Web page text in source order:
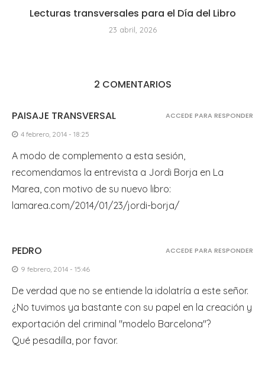
Lecturas transversales para el Día del Libro
23 abril, 2026
2 COMENTARIOS
PAISAJE TRANSVERSAL
4 febrero, 2014 - 18:25
A modo de complemento a esta sesión,
recomendamos la entrevista a Jordi Borja en La
Marea, con motivo de su nuevo libro:
lamarea.com/2014/01/23/jordi-borja/
ACCEDE PARA RESPONDER
PEDRO
9 febrero, 2014 - 15:46
De verdad que no se entiende la idolatría a este señor.
¿No tuvimos ya bastante con su papel en la creación y
exportación del criminal "modelo Barcelona"?
Qué pesadilla, por favor.
ACCEDE PARA RESPONDER